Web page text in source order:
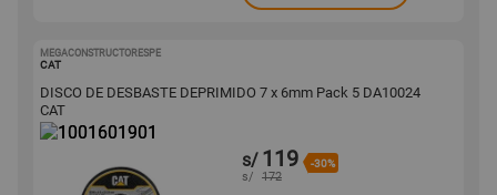
MEGACONSTRUCTORESPE
CAT
DISCO DE DESBASTE DEPRIMIDO 7 x 6mm Pack 5 DA10024
CAT
s/ 119 -30%
s/ 172